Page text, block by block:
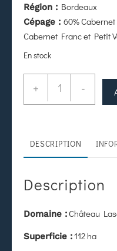
Région : Bordeaux
Cépage : 60%
Cabernet Franc et Petit
En stock
+ -
DESCRIPTION
Description
Domaine :Château
Superficie :112 ha